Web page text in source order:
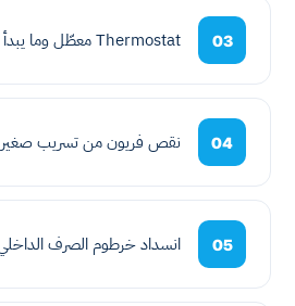
03 Thermostat معطّل وما يبدأ التبريد
04 نقص فريون من تسريب صغير
05 انسداد خرطوم الصرف